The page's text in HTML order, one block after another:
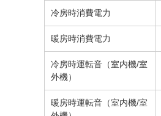
冷房時消費電力
暖房時消費電力
冷房時運転音（室内機/室
外機）
暖房時運転音（室内機/室